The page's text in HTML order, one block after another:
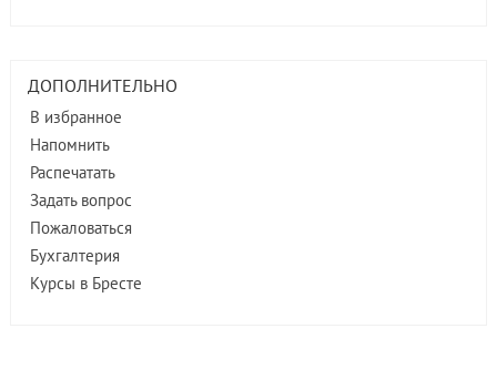
ДОПОЛНИТЕЛЬНО
В избранное
Напомнить
Распечатать
Задать вопрос
Пожаловаться
Бухгалтерия
Курсы в Бресте